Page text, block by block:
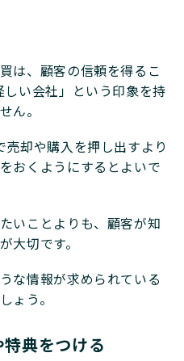
は、顧客の信頼を得るこ
い会社」という印象を持
ん。
却や購入を押し出すより
おくようにするとよいで
いことよりも、顧客が知
大切です。
な情報が求められている
ょう。
典をつける